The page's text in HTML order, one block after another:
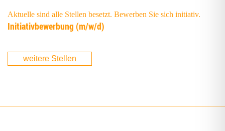
Aktuelle sind alle Stellen besetzt. Bewerben Sie sich initiativ.
Initia­tiv­be­wer­bung (m/w/d)
weitere Stellen